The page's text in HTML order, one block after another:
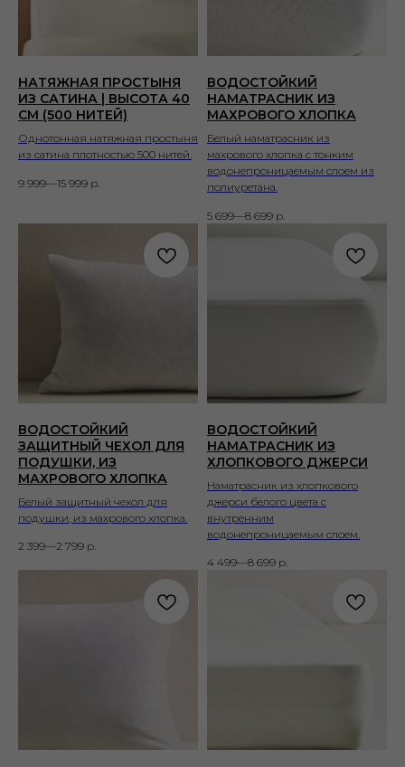
НАТЯЖНАЯ ПРОСТЫНЯ
ИЗ САТИНА | ВЫСОТА 40
СМ (500 НИТЕЙ)
Однотонная натяжная простыня
из сатина плотностью 500 нитей.
9 999—15 999 р.
ВОДОСТОЙКИЙ
НАМАТРАСНИК ИЗ
МАХРОВОГО ХЛОПКА
Белый наматрасник из
махрового хлопка с тонким
водонепроницаемым слоем из
полиуретана.
5 699—8 699 р.
ВОДОСТОЙКИЙ
ЗАЩИТНЫЙ ЧЕХОЛ ДЛЯ
ПОДУШКИ, ИЗ
МАХРОВОГО ХЛОПКА
Белый защитный чехол для
подушки, из махрового хлопка.
2 399—2 799 р.
ВОДОСТОЙКИЙ
НАМАТРАСНИК ИЗ
ХЛОПКОВОГО ДЖЕРСИ
Наматрасник из хлопкового
джерси белого цвета с
внутренним
водонепроницаемым слоем.
4 499—8 699 р.